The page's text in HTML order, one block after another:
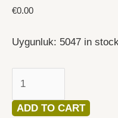
€0.00
Uygunluk: 5047 in stock
Bilekliği(3'lü
quantity
ADD TO CART